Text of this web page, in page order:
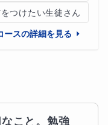
つけたい生徒さん
ースの詳細を見る
こと。勉強